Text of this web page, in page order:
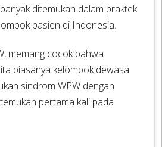
ditemukan dalam praktek
pasien di Indonesia.
memang cocok bahwa
biasanya kelompok dewasa
sindrom WPW dengan
pertama kali pada